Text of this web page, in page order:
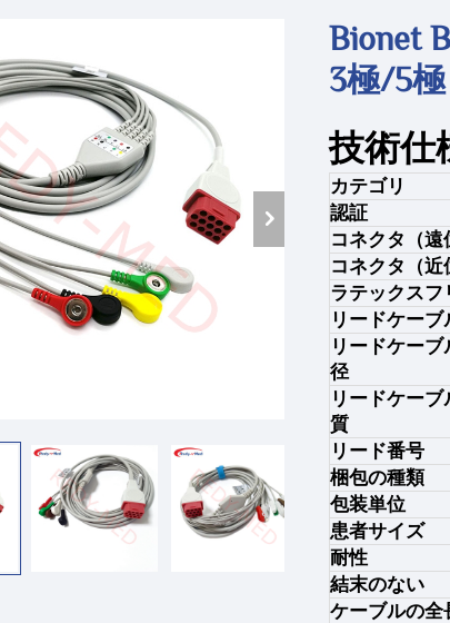
Bionet
3極/5
技術仕
カテゴリ
認証
コネクタ（遠
コネクタ（近
ラテックスフ
リードケーブ
リードケーブ
径
リードケーブ
質
リード番号
梱包の種類
包装単位
患者サイズ
耐性
結末のない
ケーブルの全